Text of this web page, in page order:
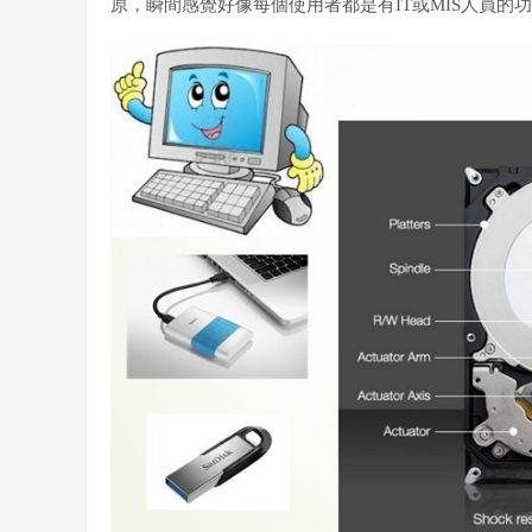
原，瞬間感覺好像每個使用者都是有IT或MIS人員的